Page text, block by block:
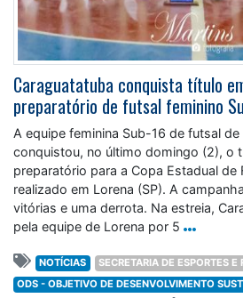
Caraguatatuba conquista título
preparatório de futsal feminino
A equipe feminina Sub-16 de futsal de
conquistou, no último domingo (2), o
preparatório para a Copa Estadual de
realizado em Lorena (SP). A
vitórias e uma derrota. Na estreia,
pela equipe de Lorena por 5
NOTÍCIAS
SECRETARIA DE ESPORTES E
ODS - OBJETIVO DE DESENVOLVIMENTO